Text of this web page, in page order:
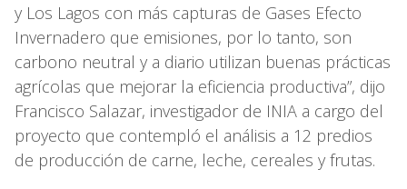
y Los Lagos con más capturas de Gases Efecto
Invernadero que emisiones, por lo tanto, son
carbono neutral y a diario utilizan buenas prácticas
agrícolas que mejorar la eficiencia productiva”, dijo
Francisco Salazar, investigador de INIA a cargo del
proyecto que contempló el análisis a 12 predios
de producción de carne, leche, cereales y frutas.